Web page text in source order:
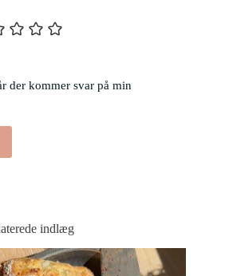
der kommer svar på min
indlæg